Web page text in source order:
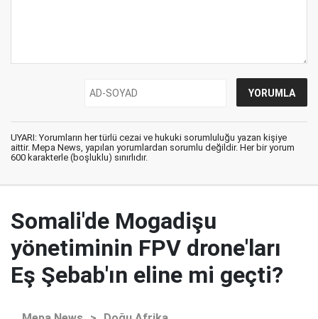
UYARI: Yorumların her türlü cezai ve hukuki sorumluluğu yazan kişiye
aittir. Mepa News, yapılan yorumlardan sorumlu değildir. Her bir yorum
600 karakterle (boşluklu) sınırlıdır.
Somali'de Mogadişu
yönetiminin FPV drone'ları
Eş Şebab'ın eline mi geçti?